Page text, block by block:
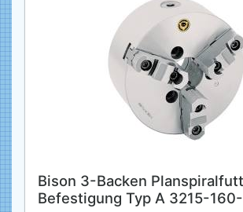
Bison 3-Backen
Befestigung Typ A 3215-